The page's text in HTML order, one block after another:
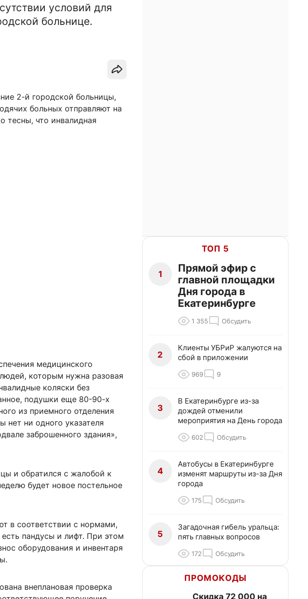
условий для
больнице.
2-й городской больницы,
больных отправляют на
тесны, что инвалидная
медицинского
которым нужна разовая
коляски без
подушки еще 80-90-х
из приемного отделения
нет ни одного указателя
заброшенного здания»,
и обратился с жалобой к
будет новое постельное
в соответствии с нормами,
пандусы и лифт. При этом
оборудования и инвентаря
внеплановая проверка
ТОП 5
1
Прямой эфир с
главной площадки
Дня города в
Екатеринбурге
1 355 Обсудить
2
Клиенты УБРиР жалуются на
сбой в приложении
969 9
3
В Екатеринбурге из-за
дождей отменили
мероприятия на День города
602 Обсудить
4
Автобусы в Екатеринбурге
изменят маршруты из-за Дня
города
175 Обсудить
5
Загадочная гибель уральца:
пять главных вопросов
172 Обсудить
ПРОМОКОДЫ
Скидка 72 000 на